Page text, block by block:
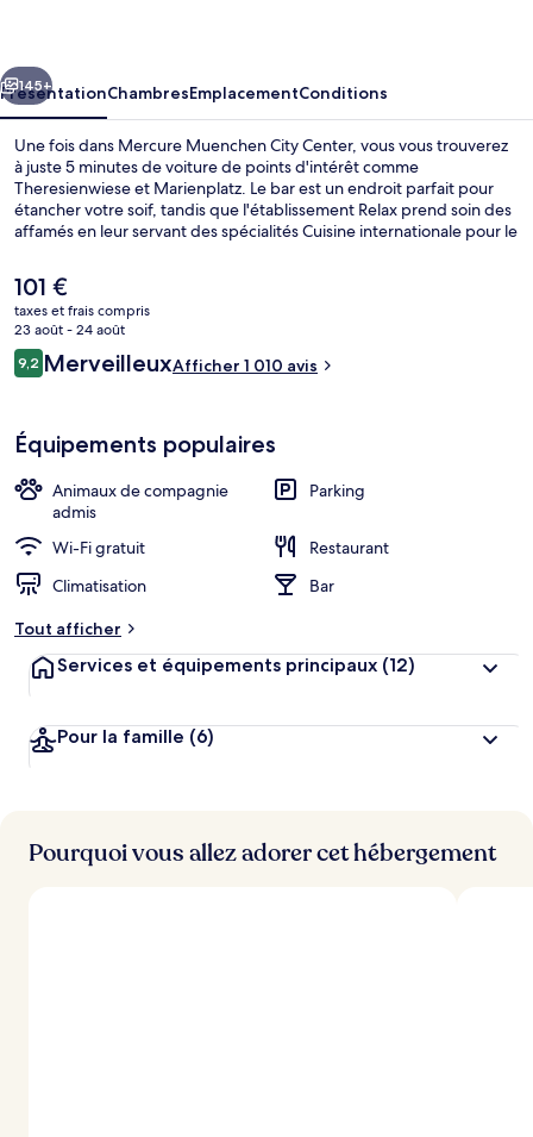
Suivant
145+
PrésentationChambresEmplacementConditions
Une fois dans Mercure Muenchen City Center, vous vous trouverez
à juste 5 minutes de voiture de points d'intérêt comme
Theresienwiese et Marienplatz. Le bar est un endroit parfait pour
étancher votre soif, tandis que l'établissement Relax prend soin des
affamés en leur servant des spécialités Cuisine internationale pour le
offerts sur place, on trouve un snack-bar/une épicerie fine, une
terrasse et un jardin. Sympa non ? Les autres voyageurs ne tarissent
pas d'éloges en ce qui concerne le personnel attentionné et
l'emplacement. L'hébergement se situe à une très courte distance à
pied des transports publics : Arrêt de tramway de la gare centrale
de Munich se trouve à 4 min et Station de métro Hauptbahnhof, à 4
Le
prix
actuel
est
de
101 €
taxes et frais compris
23 août - 24 août
Avis
voyageurs
9,29,2 sur 10
MerveilleuxAfficher 1 010 avis
Équipements populaires
Animaux de compagnie
admis
Parking
Wi-Fi gratuit
Restaurant
Climatisation
Bar
Tout afficher
Services et équipements principaux (12)
Pour la famille (6)
Pourquoi vous allez adorer cet hébergement